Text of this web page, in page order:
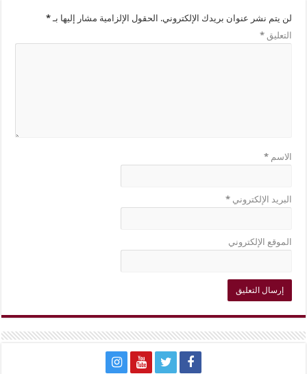
لن يتم نشر عنوان بريدك الإلكتروني. الحقول الإلزامية مشار إليها بـ*
التعليق*
الاسم*
البريد الإلكتروني*
الموقع الإلكتروني